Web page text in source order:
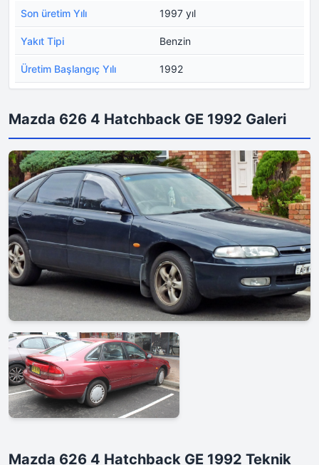
Son üretim Yılı 1997 yıl
Yakıt Tipi Benzin
Üretim Başlangıç Yılı 1992
Mazda 626 4 Hatchback GE 1992 Galeri
Mazda 626 4 Hatchback GE 1992 Teknik